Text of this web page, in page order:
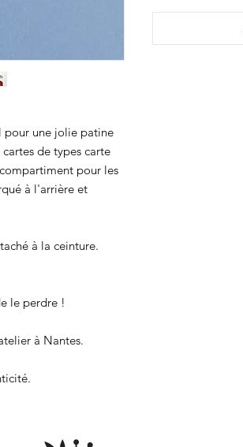
pour une jolie patine
de types carte
pour les
à l'arrière et
à la ceinture.
le perdre !
à Nantes.